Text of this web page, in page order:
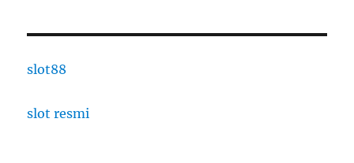
slot88
slot resmi